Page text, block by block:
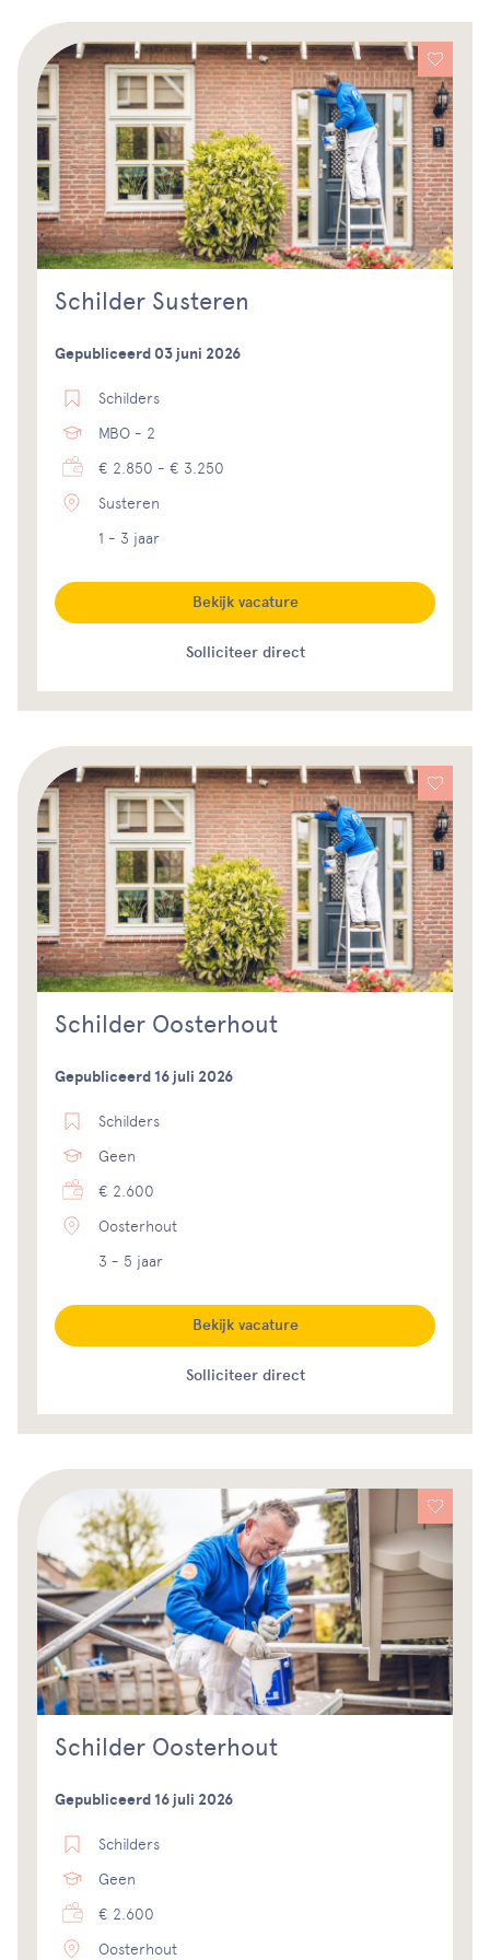
Schilder Susteren
Gepubliceerd 03 juni 2026
Schilders
MBO - 2
€ 2.850 - € 3.250
Susteren
1 - 3 jaar
Solliciteer direct
Bekijk vacature
Schilder Oosterhout
Gepubliceerd 16 juli 2026
Schilders
Geen
€ 2.600
Oosterhout
3 - 5 jaar
Solliciteer direct
Bekijk vacature
Schilder Oosterhout
Gepubliceerd 16 juli 2026
Schilders
Geen
€ 2.600
Oosterhout